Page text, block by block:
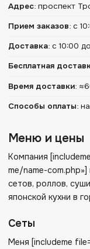
Адрес: проспект
Прием заказов: с
Доставка: с 10:00
Бесплатная
Время доставки:
Способы оплаты:
Меню и цены
Компания
me/name-
сетов, роллов,
японской кухни в
Сеты
Меня [includeme